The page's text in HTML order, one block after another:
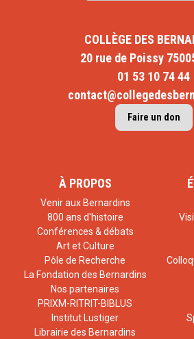
COLLÈGE DES
20 rue de Poissy
01 53 10 74 44
Faire un don
À PROPOS
Venir aux Bernardins
800 ans d'histoire
Conférences & débats
Art et Culture
Pôle de Recherche
La Fondation des Bernardins
Nos partenaires
PRIXM-RITRIT-BIBLUS
Institut Lustiger
Librairie des Bernardins